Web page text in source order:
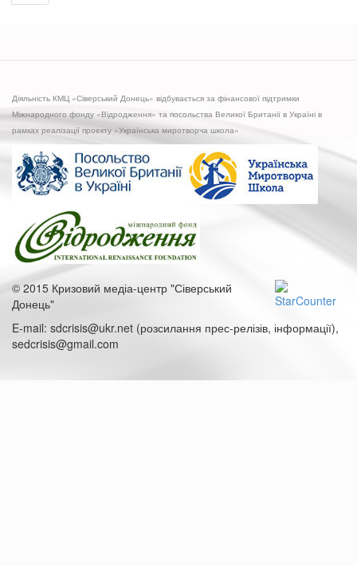
селищ
сіл
Діяльність КМЦ «Сіверський Донець» відбувається за фінансової підтримки
Міжнародного фонду «Відродження» та посольства Великої Британії в Україні в
рамках реалізації проекту «Українська миротворча школа»
© 2015 Кризовий медіа-центр "Сіверський
Донець"
E-mail: sdcrisis@ukr.net (розсилання прес-релізів, інформації),
sedcrisis@gmail.com